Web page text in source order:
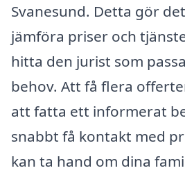
Svanesund. Detta gör
jämföra priser och
hitta den jurist som
behov. Att få flera
att fatta ett informerat
snabbt få kontakt med
kan ta hand om dina